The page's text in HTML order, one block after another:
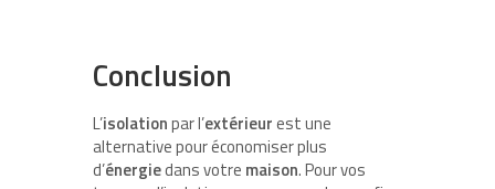
Conclusion
L’isolationpar l’extérieurest une
alternative pour économiser plus
d’énergiedans votre maison. Pour vos